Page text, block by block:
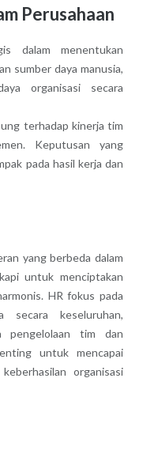
Perusahaan
dalam menentukan
sumber daya manusia,
organisasi secara
terhadap kinerja tim
Keputusan yang
pada hasil kerja dan
yang berbeda dalam
untuk menciptakan
HR fokus pada
secara keseluruhan,
pengelolaan tim dan
untuk mencapai
organisasi